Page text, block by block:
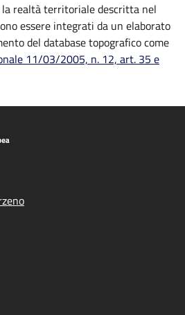
realtà territoriale descritta nel
essere integrati da un elaborato
del database topografico come
11/03/2005, n. 12, art. 35 e